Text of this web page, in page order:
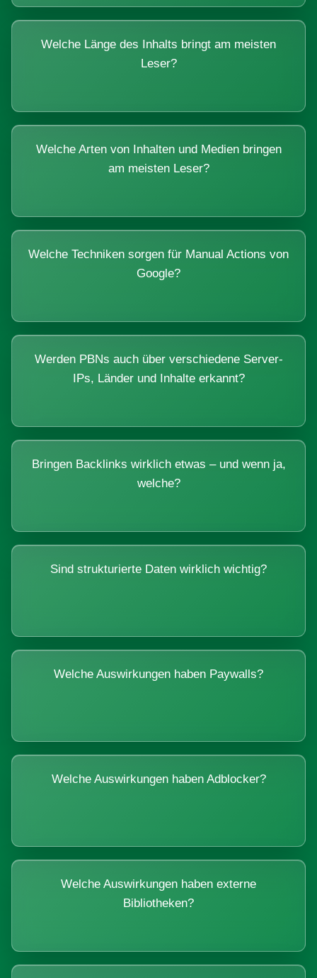
Welche Länge des Inhalts bringt am meisten
Leser?
Welche Arten von Inhalten und Medien bringen
am meisten Leser?
Welche Techniken sorgen für Manual Actions von
Google?
Werden PBNs auch über verschiedene Server-
IPs, Länder und Inhalte erkannt?
Bringen Backlinks wirklich etwas – und wenn ja,
welche?
Sind strukturierte Daten wirklich wichtig?
Welche Auswirkungen haben Paywalls?
Welche Auswirkungen haben Adblocker?
Welche Auswirkungen haben externe
Bibliotheken?